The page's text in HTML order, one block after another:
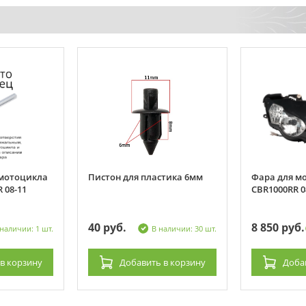
08-11
1 шт.
в корзину
Пистон для пластика 6мм
40 руб. В наличии: 30 шт.
Добавить в корзину
Фара для
CBR1000RR
8 850 руб.